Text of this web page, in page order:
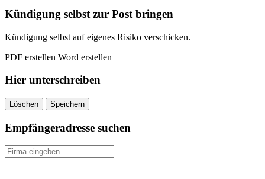
Kündigung selbst zur Post bringen
Kündigung selbst auf eigenes Risiko verschicken.
PDF erstellen Word erstellen
Hier unterschreiben
Löschen Speichern
Empfängeradresse suchen